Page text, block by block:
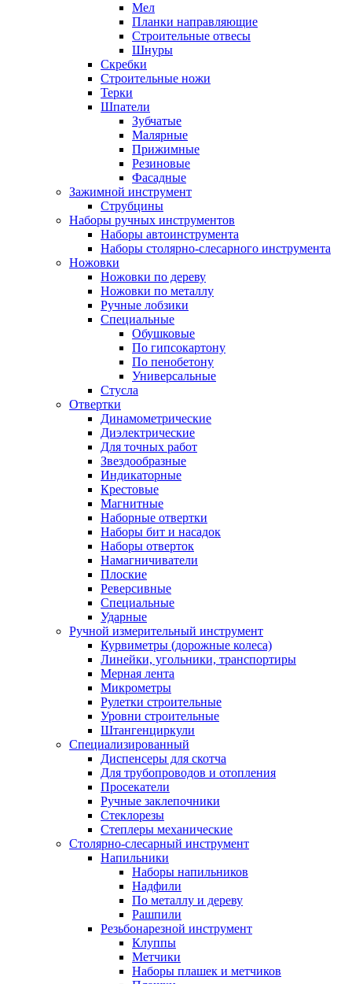
Мел
Планки направляющие
Строительные отвесы
Шнуры
Скребки
Строительные ножи
Терки
Шпатели
Зубчатые
Малярные
Прижимные
Резиновые
Фасадные
Зажимной инструмент
Струбцины
Наборы ручных инструментов
Наборы автоинструмента
Наборы столярно-слесарного инструмента
Ножовки
Ножовки по дереву
Ножовки по металлу
Ручные лобзики
Специальные
Обушковые
По гипсокартону
По пенобетону
Универсальные
Стусла
Отвертки
Динамометрические
Диэлектрические
Для точных работ
Звездообразные
Индикаторные
Крестовые
Магнитные
Наборные отвертки
Наборы бит и насадок
Наборы отверток
Намагничиватели
Плоские
Реверсивные
Специальные
Ударные
Ручной измерительный инструмент
Курвиметры (дорожные колеса)
Линейки, угольники, транспортиры
Мерная лента
Микрометры
Рулетки строительные
Уровни строительные
Штангенциркули
Специализированный
Диспенсеры для скотча
Для трубопроводов и отопления
Просекатели
Ручные заклепочники
Стеклорезы
Степлеры механические
Столярно-слесарный инструмент
Напильники
Наборы напильников
Надфили
По металлу и дереву
Рашпили
Резьбонарезной инструмент
Клуппы
Метчики
Наборы плашек и метчиков